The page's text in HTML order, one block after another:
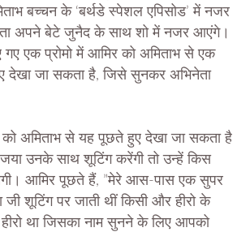
बच्चन के ‘बर्थडे स्पेशल एपिसोड’ में नजर
अपने बेटे जुनैद के साथ शो में नजर आएंगे।
गए एक प्रोमो में आमिर को अमिताभ से एक
देखा जा सकता है, जिसे सुनकर अभिनेता
को अमिताभ से यह पूछते हुए देखा जा सकता है
उनके साथ शूटिंग करेंगी तो उन्हें किस
आमिर पूछते हैं, ”मेरे आस-पास एक सुपर
शूटिंग पर जाती थीं किसी और हीरो के
हीरो था जिसका नाम सुनने के लिए आपको